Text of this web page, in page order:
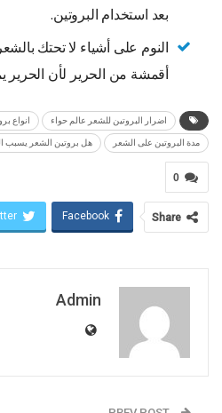
بعد استخدام البروتين.
النوم على أشياء لا تحتك
أقمشة من الحرير لأن الحرير
اضرار البروتين للشعر عالم حواء انواع
مدة البروتين على الشعر هل بروتين الشعر يسبب
0
Share
Facebook
Admin